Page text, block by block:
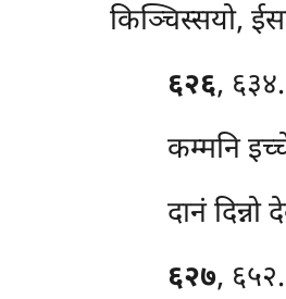
किञ्चिस्सयो,
६२६,
कम्मनि
दानं
६२७,